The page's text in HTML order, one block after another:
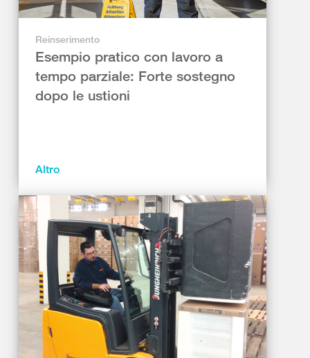
Reinserimento
Esempio pratico con lavoro a
tempo parziale: Forte sostegno
dopo le ustioni
Altro